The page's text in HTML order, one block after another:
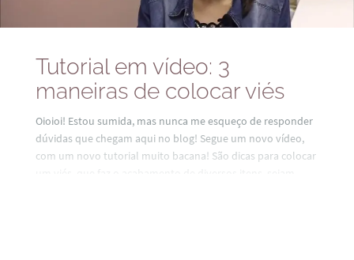
Tutorial em vídeo: 3
maneiras de colocar viés
Oioioi! Estou sumida, mas nunca me esqueço de responder
dúvidas que chegam aqui no blog! Segue um novo vídeo,
com um novo tutorial muito bacana! São dicas para colocar